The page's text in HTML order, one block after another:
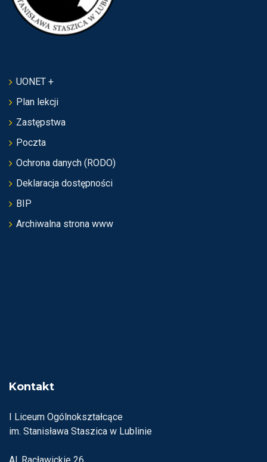
UONET +
Plan lekcji
Zastępstwa
Poczta
Ochrona danych (RODO)
Deklaracja dostępności
BIP
Archiwalna strona www
Kontakt
I Liceum Ogólnokształcące
im. Stanisława Staszica w Lublinie